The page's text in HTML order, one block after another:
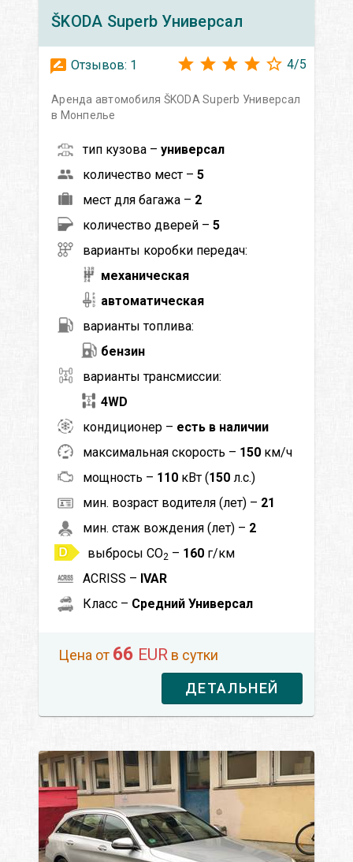
ŠKODA Superb Универсал
Отзывов: 1 4/5
Аренда автомобиля ŠKODA Superb Универсал
в Монпелье
тип кузова – универсал
количество мест – 5
мест для багажа – 2
количество дверей – 5
варианты коробки передач:
механическая
автоматическая
варианты топлива:
бензин
варианты трансмиссии:
4WD
кондиционер – есть в наличии
максимальная скорость – 150 км/ч
мощность – 110 кВт (150 л.с.)
мин. возраст водителя (лет) – 21
мин. стаж вождения (лет) – 2
выбросы CO2 – 160 г/км
ACRISS – IVAR
Класс – Средний Универсал
Цена от 66 EUR в сутки
ДЕТАЛЬНЕЙ